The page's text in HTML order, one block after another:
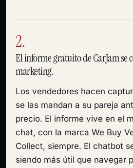
2.
El informe gratuito de CarJam se
marketing.
Los vendedores hacen
se las mandan a su pareja
precio. El informe vive en el
chat, con la marca We Buy
Collect, siempre. El chatbot
siendo más útil que navegar